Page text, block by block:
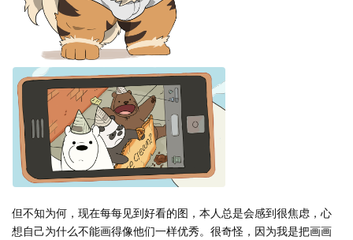
但不知为何，现在每每见到好看的图，本人总是会感到很焦虑，心
想自己为什么不能画得像他们一样优秀。很奇怪，因为我是把画画